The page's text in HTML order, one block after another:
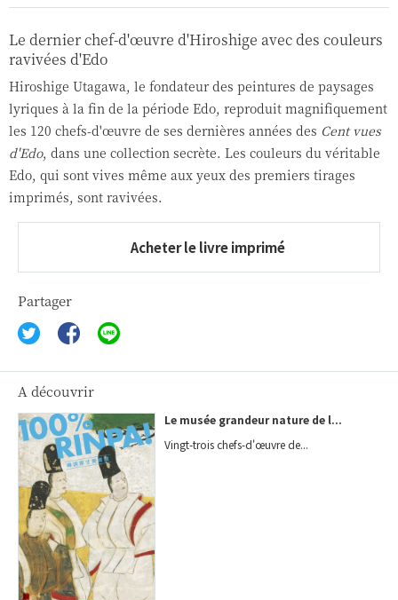
Le dernier chef-d'œuvre d'Hiroshige avec des couleurs
ravivées d'Edo
Hiroshige Utagawa, le fondateur des peintures de paysages
lyriques à la fin de la période Edo, reproduit magnifiquement
les 120 chefs-d'œuvre de ses dernières années des Cent vues
d'Edo, dans une collection secrète. Les couleurs du véritable
Edo, qui sont vives même aux yeux des premiers tirages
imprimés, sont ravivées.
Acheter le livre imprimé
Partager
A découvrir
Le musée grandeur nature de l...
Vingt-trois chefs-d'œuvre de...